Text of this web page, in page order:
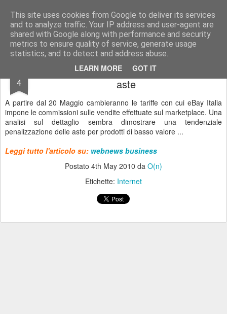
This site uses cookies from Google to deliver its services
and to analyze traffic. Your IP address and user-agent are
shared with Google along with performance and security
metrics to ensure quality of service, generate usage
statistics, and to detect and address abuse.
LEARN MORE GOT IT
Odienne - O(n) Odienne O(n) - Web technology, web design & software house tel./fax +39 0577 378451
e-mail: info @ odienne.it Strada della Tressa, 9 53100 Siena
Home page Servizi offerti Contatti
4
eBay Italia cambia le tariffe: penalizzate le
aste
A partire dal 20 Maggio cambieranno le tariffe con cui eBay Italia
impone le commissioni sulle vendite effettuate sul marketplace. Una
analisi sul dettaglio sembra dimostrare una tendenziale
penalizzazione delle aste per prodotti di basso valore ...
Leggi tutto l'articolo su: webnews business
Postato 4th May 2010 da O(n)
Etichette: Internet